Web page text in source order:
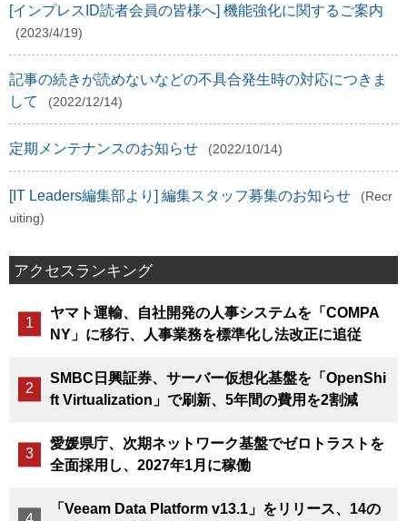
[インプレスID読者会員の皆様へ] 機能強化に関するご案内
(2023/4/19)
記事の続きが読めないなどの不具合発生時の対応につきま
して
(2022/12/14)
定期メンテナンスのお知らせ (2022/10/14)
[IT Leaders編集部より] 編集スタッフ募集のお知らせ
(Recr
uiting)
アクセスランキング
ヤマト運輸、自社開発の人事システムを「COMPA
NY」に移行、人事業務を標準化し法改正に追従
SMBC日興証券、サーバー仮想化基盤を「OpenShi
ft Virtualization」で刷新、5年間の費用を2割減
愛媛県庁、次期ネットワーク基盤でゼロトラストを
全面採用し、2027年1月に稼働
「Veeam Data Platform v13.1」をリリース、14の